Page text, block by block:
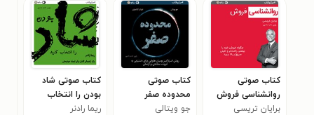
کتاب صوتی
روانشناسی فروش
(خلاصه کتاب)
برایان تریسی
کتاب صوتی
محدوده صفر
(خلاصه کتاب)
جو ویتالی
کتاب صوتی شاد
بودن را انتخاب
کنید (خلاصه کتاب)
ریما رادنر